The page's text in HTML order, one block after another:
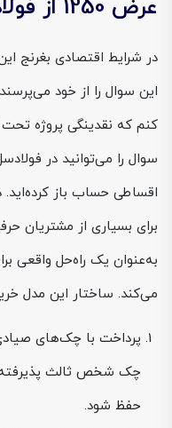
عرض 1250 از فولادسل
در شرایط اقتصادی بغرنج
این سوال را از خود
کنم که نقدینگی پروژه تحت
سوال را می‌توانید در
اقساطی حساب باز
برای بسیاری از مشتریان
به‌عنوان یک راه‌حل واقعی
می‌کند. ساختار این مدل
پرداخت با چک‌های
چک شخص ثالث
حفظ شود.